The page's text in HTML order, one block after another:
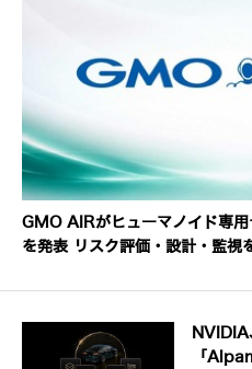
GMO AIRがヒューマノイド専用
を発表 リスク評価・設計・監視
NVIDIA
「